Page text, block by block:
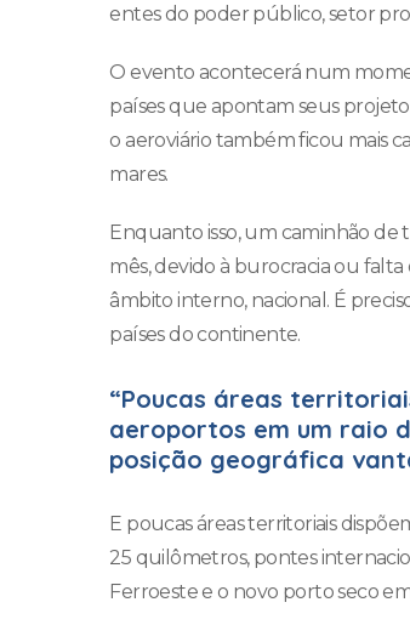
entes do poder público, setor
O evento acontecerá num
países que apontam seus
o aeroviário também ficou mais
mares.
Enquanto isso, um caminhão
mês, devido à burocracia ou
âmbito interno, nacional. É
países do continente.
“Poucas áreas
aeroportos em um raio
posição geográfica
E poucas áreas territoriais
25 quilômetros, pontes
Ferroeste e o novo porto seco